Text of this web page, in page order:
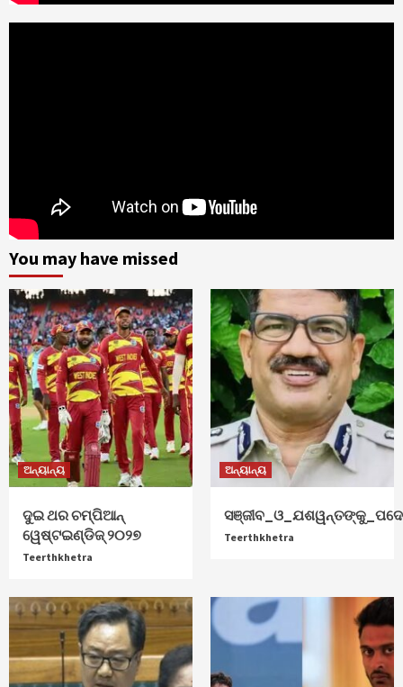
You may have missed
ଅନ୍ୟାନ୍ୟ
ଦୁଇ ଥର ଚମ୍ପିଆନ୍‌
ୱେଷ୍ଟଇଣ୍ଡିଜ୍‌ ୨୦୨୭
Teerthkhetra
ଅନ୍ୟାନ୍ୟ
Teerthkhetra